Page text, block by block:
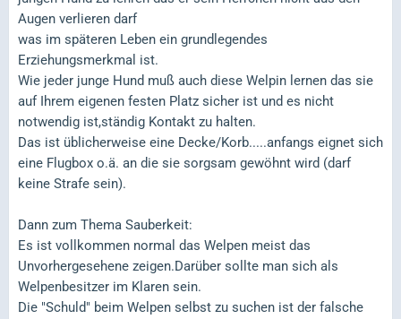
Augen verlieren darf
was im späteren Leben ein grundlegendes
Erziehungsmerkmal ist.
Wie jeder junge Hund muß auch diese Welpin lernen das sie
auf Ihrem eigenen festen Platz sicher ist und es nicht
notwendig ist,ständig Kontakt zu halten.
Das ist üblicherweise eine Decke/Korb.....anfangs eignet sich
eine Flugbox o.ä. an die sie sorgsam gewöhnt wird (darf
keine Strafe sein).
Dann zum Thema Sauberkeit:
Es ist vollkommen normal das Welpen meist das
Unvorhergesehene zeigen.Darüber sollte man sich als
Welpenbesitzer im Klaren sein.
Die "Schuld" beim Welpen selbst zu suchen ist der falsche